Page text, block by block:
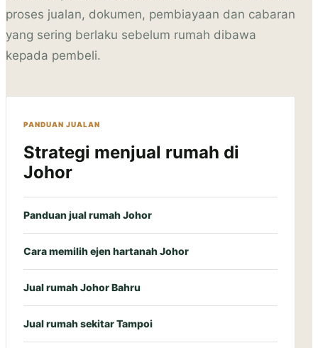
proses jualan, dokumen, pembiayaan dan cabaran
yang sering berlaku sebelum rumah dibawa
kepada pembeli.
PANDUAN JUALAN
Strategi menjual rumah di
Johor
Panduan jual rumah Johor
Cara memilih ejen hartanah Johor
Jual rumah Johor Bahru
Jual rumah sekitar Tampoi